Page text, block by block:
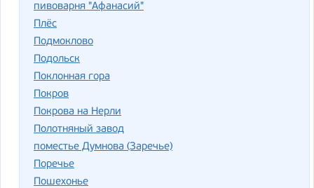
пивоварня "Афанасий"
Плёс
Подмоклово
Подольск
Поклонная гора
Покров
Покрова на Нерли
Полотняный завод
поместье Думнова (Заречье)
Поречье
Пошехонье